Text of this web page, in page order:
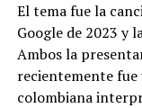
El tema fue la
Google de 2023 y
Ambos la
recientemente fue
colombiana